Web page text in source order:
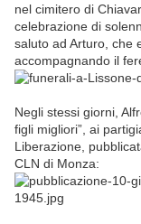
nel cimitero di
celebrazione di
saluto ad Arturo, che
accompagnando il
Negli stessi giorni,
figli migliori”, ai
Liberazione,
CLN di Monza: